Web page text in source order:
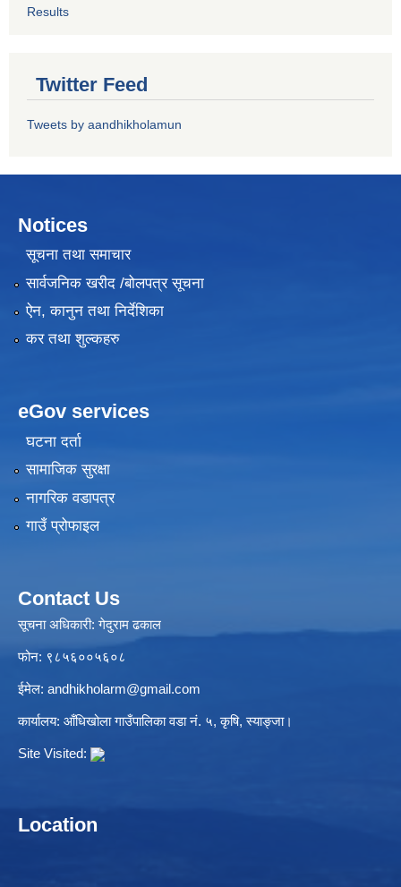
Results
Twitter Feed
Tweets by aandhikholamun
Notices
सूचना तथा समाचार
सार्वजनिक खरीद /बोलपत्र सूचना
ऐन, कानुन तथा निर्देशिका
कर तथा शुल्कहरु
eGov services
घटना दर्ता
सामाजिक सुरक्षा
नागरिक वडापत्र
गाउँ प्रोफाइल
Contact Us
सूचना अधिकारी: गेदुराम ढकाल
फोन: ९८५६००५६०८
ईमेल: andhikholarm@gmail.com
कार्यालय: आँधिखोला गाउँपालिका वडा नं. ५, कृषि, स्याङ्जा।
Site Visited:
Location